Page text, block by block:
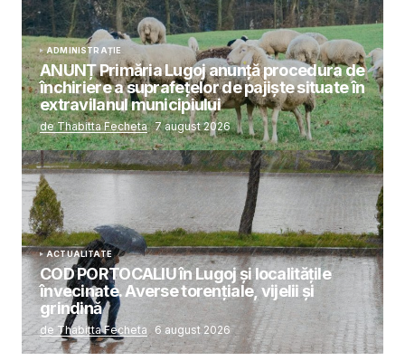
ADMINISTRAȚIE
ANUNȚ Primăria Lugoj anunță procedura de
închiriere a suprafețelor de pajiște situate în
extravilanul municipiului
de Thabitta Fecheta 7 august 2026
ACTUALITATE
COD PORTOCALIU în Lugoj și localitățile
învecinate. Averse torențiale, vijelii și
grindină
de Thabitta Fecheta 6 august 2026